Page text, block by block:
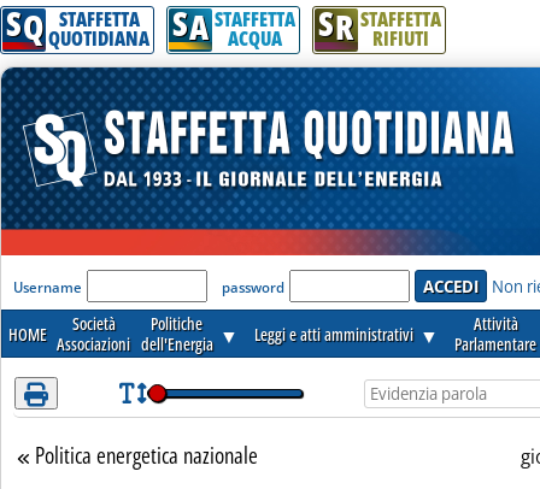
SQ STAFFETTA
QUOTIDIANA SA STAFFETTA
ACQUA SR STAFFETTA
RIFIUTI
'Modulo Login per accedere'
Username password Non
HOME
Società
Associazioni
Politiche
dell'Energia ▼ Leggi e atti amministrativi ▼
Attività
Parlamentare
Torna alla sezione
Politica energetica nazionale